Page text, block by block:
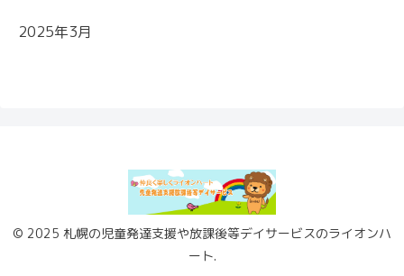
2025年3月
© 2025 札幌の児童発達支援や放課後等デイサービスのライオンハ
ート.